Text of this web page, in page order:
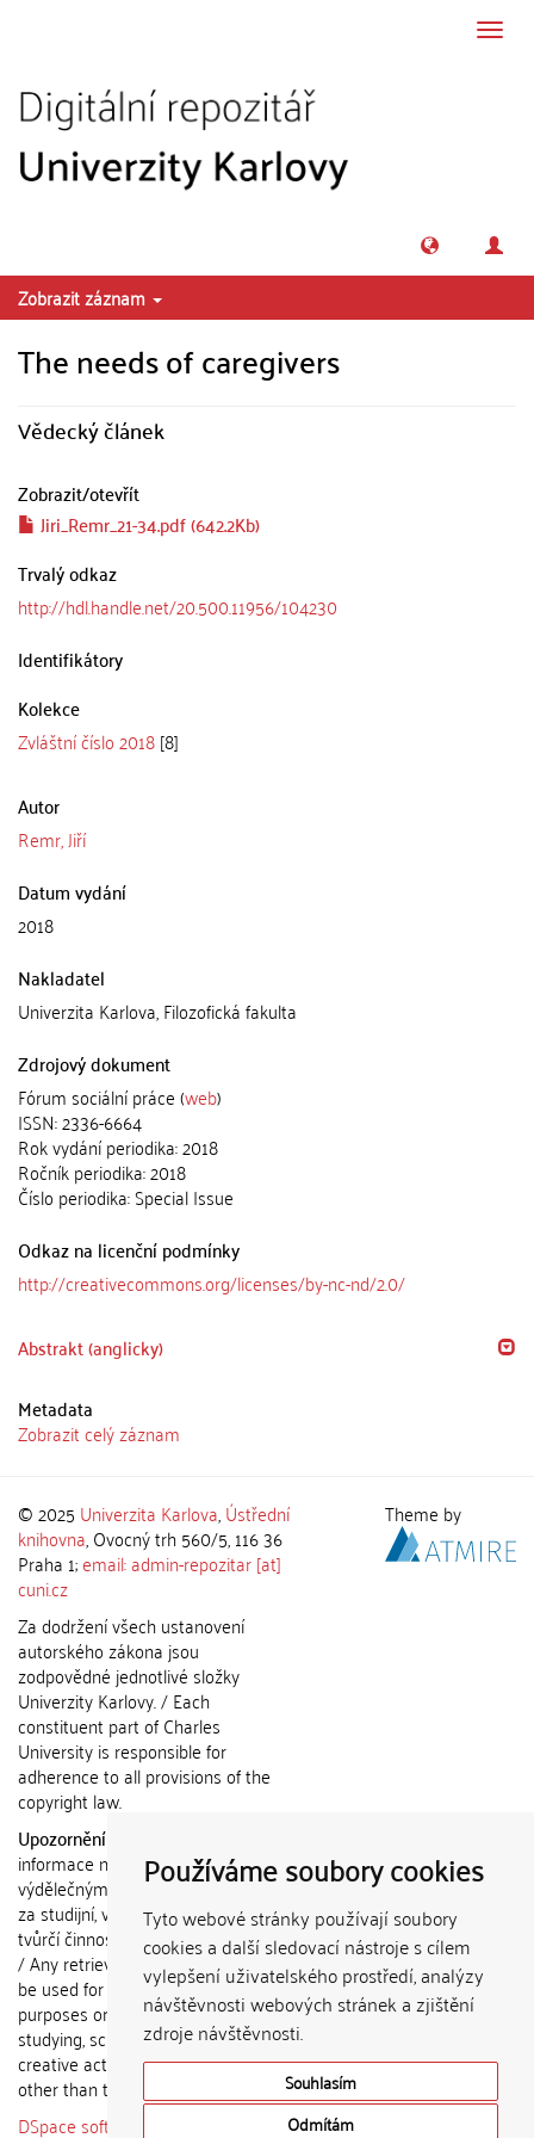
Používáme soubory cookies
Tyto webové stránky používají soubory
cookies a další sledovací nástroje s cílem
vylepšení uživatelského prostředí, analýzy
návštěvnosti webových stránek a zjištění
zdroje návštěvnosti.
Souhlasím
Odmítám
Zobrazit záznam
The needs of caregivers
Vědecký článek
Zobrazit/otevřít
Jiri_Remr_21-34.pdf (642.2Kb)
Trvalý odkaz
http://hdl.handle.net/20.500.11956/104230
Identifikátory
Kolekce
Zvláštní číslo 2018[8]
Autor
Remr, Jiří
Datum vydání
2018
Nakladatel
Univerzita Karlova, Filozofická fakulta
Zdrojový dokument
Fórum sociální práce (web)
ISSN: 2336-6664
Rok vydání periodika: 2018
Ročník periodika: 2018
Číslo periodika: Special Issue
Odkaz na licenční podmínky
http://creativecommons.org/licenses/by-nc-nd/2.0/
Abstrakt (anglicky)
Metadata
Zobrazit celý záznam
© 2025 Univerzita Karlova,Ústřední
knihovna, Ovocný trh 560/5, 116 36
Praha 1;email: admin-repozitar [at]
cuni.cz
Za dodržení všech ustanovení
autorského zákona jsou
zodpovědné jednotlivé složky
Univerzity Karlovy. / Each
constituent part of Charles
University is responsible for
adherence to all provisions of the
copyright law.
Upozornění / Notice:
informace nemohou být použity k
výdělečným účelům nebo vydávány
za studijní, vědeckou nebo jinou
tvůrčí činnost jiné osoby než autora.
/ Any retrieved information shall not
be used for any commercial
purposes or claimed as results of
studying, scientific or any other
creative activities of any person
other than the author.
DSpace software
copyright © 2002-
Theme by